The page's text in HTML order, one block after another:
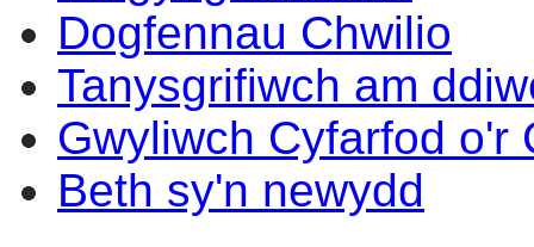
Dogfennau Chwilio
Tanysgrifiwch am
Gwyliwch Cyfarfod o'r
Beth sy'n newydd